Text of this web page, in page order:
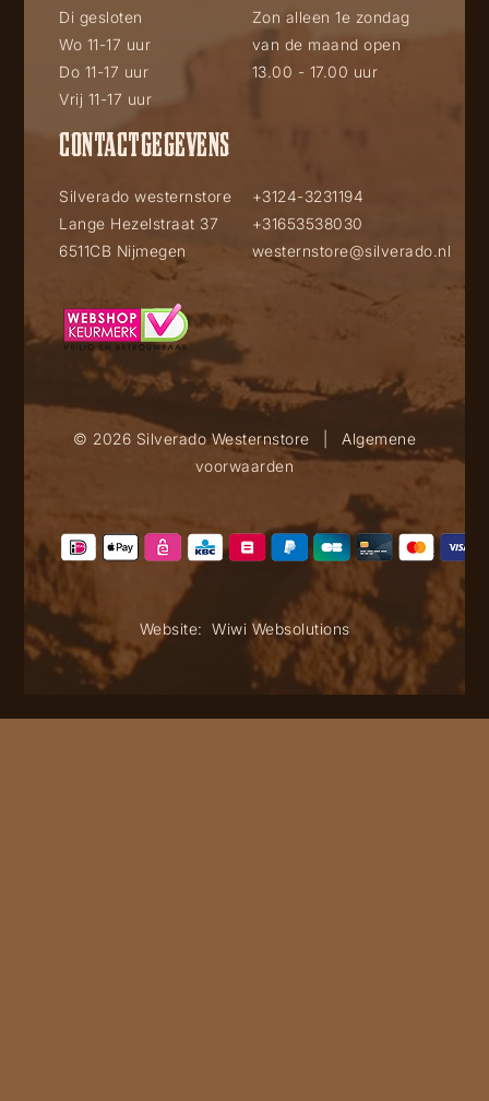
Di gesloten
Wo 11-17 uur
Do 11-17 uur
Vrij 11-17 uur
Zon alleen 1e zondag
van de maand open
13.00 - 17.00 uur
CONTACTGEGEVENS
Silverado westernstore
Lange Hezelstraat 37
6511CB Nijmegen
+3124-3231194
+31653538030
westernstore@silverado.nl
© 2026 Silverado Westernstore
Algemene
voorwaarden
Website: Wiwi Websolutions